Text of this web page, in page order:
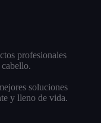
profesionales
soluciones
y lleno de vida.